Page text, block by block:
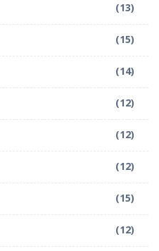
(13)
(15)
(14)
(12)
(12)
(12)
(15)
(12)